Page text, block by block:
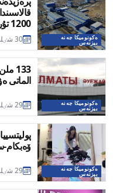
ەكونوميكا جەنە
بيزنەس
1200 تۇراقتى جۇمىس ورنى اشىلادى
30 شٸلدە 2026
ەكونوميكا جەنە
بيزنەس
الماتى
29 شٸلدە 2026
ەكونوميكا جەنە
بيزنەس 29 شٸلدە 2026